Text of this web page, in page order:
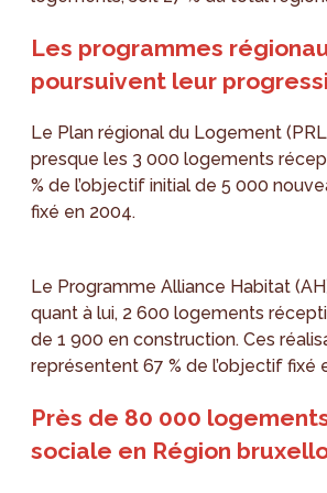
Les programmes
poursuivent leur
Le Plan régional du Logement
presque les 3 000 logements
% de l’objectif initial de 5 000
fixé en 2004.
Le Programme Alliance Habitat
quant à lui, 2 600 logements
de 1 900 en construction. Ces
représentent 67 % de l’objectif fixé
Près de 80 000
sociale en Région